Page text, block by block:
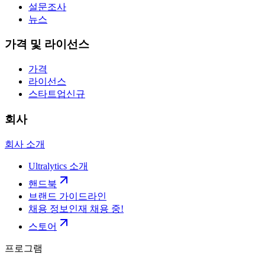
설문조사
뉴스
가격 및 라이선스
가격
라이선스
스타트업신규
회사
회사 소개
Ultralytics 소개
핸드북
브랜드 가이드라인
채용 정보 인재 채용 중!
스토어
프로그램